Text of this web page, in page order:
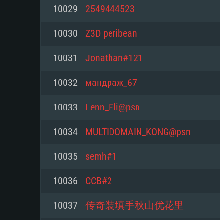
Mínimo
77XX / NVIDIA GeForce GTX
mínima suportada: 720p
Network: Internet de banda larga.
Mínimo
mais recente
Processador: Core i5 2.2GHz
não suportado)
Memória: 6 GB
Placa Gráfica: Intel Iris Pro 5200
mínima suportada: 720p com
Mínimo
do Linux de 64bit
Processador: Dual-Core 2.4 GHz
Memória: 4 GB
Placa Gráfica: NVIDIA 660
recentes (não mais de 6
Vulkan (não mais de 6 meses);
10029 2549444523
10030 Z3D peribean
10031 Jonathan#121
10032 мандраж_67
10033 Lenn_Eli@psn
10034 MULTIDOMAIN_KONG@psn
10035 semh#1
10036 CCB#2
10037 传奇装填手秋山优花里